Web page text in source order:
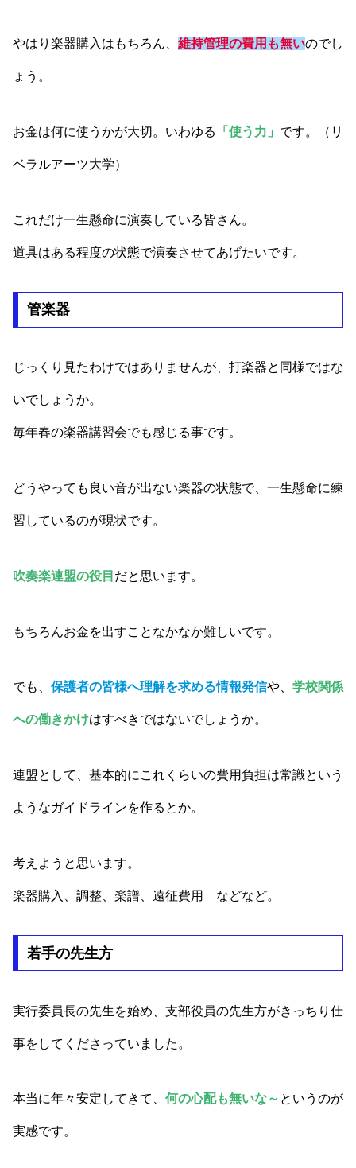
やはり楽器購入はもちろん、 維持管理の費用も無いのでし
ょう。
お金は何に使うかが大切。いわゆる 「使う力」 です。（リ
ベラルアーツ大学）
これだけ一生懸命に演奏している皆さん。
道具はある程度の状態で演奏させてあげたいです。
管楽器
じっくり見たわけではありませんが、打楽器と同様ではな
いでしょうか。
毎年春の楽器講習会でも感じる事です。
どうやっても良い音が出ない楽器の状態で、一生懸命に練
習しているのが現状です。
吹奏楽連盟の役目 だと思います。
もちろんお金を出すことなかなか難しいです。
でも、 保護者の皆様へ理解を求める情報発信や、 学校関係
への働きかけはすべきではないでしょうか。
連盟として、基本的にこれくらいの費用負担は常識という
ようなガイドラインを作るとか。
考えようと思います。
楽器購入、調整、楽譜、遠征費用 などなど。
若手の先生方
実行委員長の先生を始め、支部役員の先生方がきっちり仕
事をしてくださっていました。
本当に年々安定してきて、 何の心配も無いな～ というのが
実感です。